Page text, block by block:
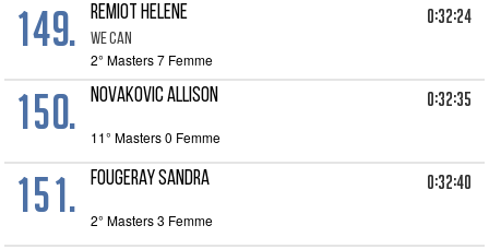
149. REMIOT HELENE
WE CAN
0:32:24
2° Masters 7 Femme
150. NOVAKOVIC ALLISON 0:32:35
11° Masters 0 Femme
151. FOUGERAY Sandra 0:32:40
2° Masters 3 Femme